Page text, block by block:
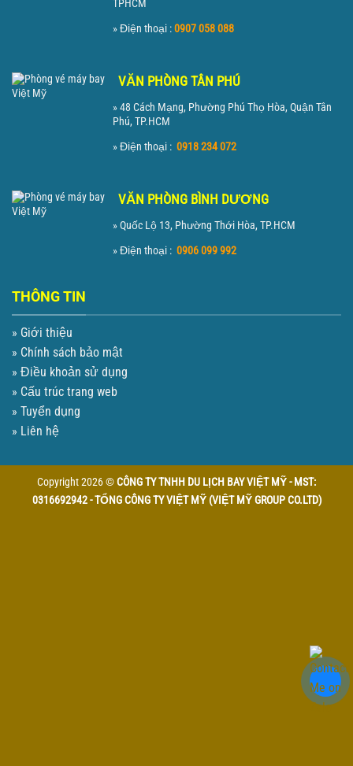
TPHCM
» Điện thoại :0907 058 088
VĂN PHÒNG TÂN PHÚ
» 48 Cách Mạng, Phường Phú Thọ Hòa, Quận Tân
Phú, TP.HCM
» Điện thoại : 0918 234 072
VĂN PHÒNG BÌNH DƯƠNG
» Quốc Lộ 13, Phường Thới Hòa, TP.HCM
» Điện thoại : 0906 099 992
THÔNG TIN
» Giới thiệu
» Chính sách bảo mật
» Điều khoản sử dụng
» Cấu trúc trang web
» Tuyển dụng
» Liên hệ
Copyright 2026 ©CÔNG TY TNHH DU LỊCH BAY VIỆT MỸ - MST:
0316692942 - TỔNG CÔNG TY VIỆT MỸ (VIỆT MỸ GROUP CO.LTD)